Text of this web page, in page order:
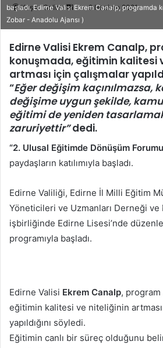
Keşan Online
Bir
e-
göndermek
9 Haziran 2021
başladı. Edirne Valisi Ekrem Canalp, programda
Zobar - Anadolu Ajansı )
Edirne Valisi Ekrem Canalp,
konuşmada, eğitimin kalitesi
artması için çalışmalar
“Eğer değişim kaçınılmazsa,
değişime uygun şekilde,
eğitimi de yeniden
zaruriyettir”dedi.
“2. Ulusal Eğitimde Dönüşüm
paydaşların katılımıyla başladı.
Edirne Valiliği, Edirne İl Milli Eğitim
Yöneticileri ve Uzmanları Derneği ve
işbirliğinde Edirne Lisesi’nde
programıyla başladı.
Edirne Valisi Ekrem Canalp, program
eğitimin kalitesi ve niteliğinin
yapıldığını söyledi.
Eğitimin canlı bir süreç olduğunu